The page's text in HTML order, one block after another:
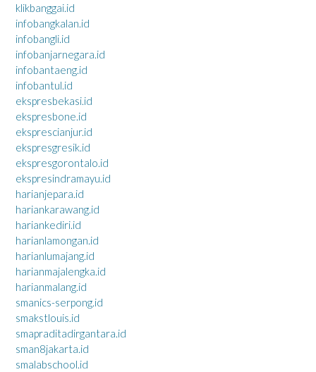
klikbanggai.id
infobangkalan.id
infobangli.id
infobanjarnegara.id
infobantaeng.id
infobantul.id
ekspresbekasi.id
ekspresbone.id
eksprescianjur.id
ekspresgresik.id
ekspresgorontalo.id
ekspresindramayu.id
harianjepara.id
hariankarawang.id
hariankediri.id
harianlamongan.id
harianlumajang.id
harianmajalengka.id
harianmalang.id
smanics-serpong.id
smakstlouis.id
smapraditadirgantara.id
sman8jakarta.id
smalabschool.id